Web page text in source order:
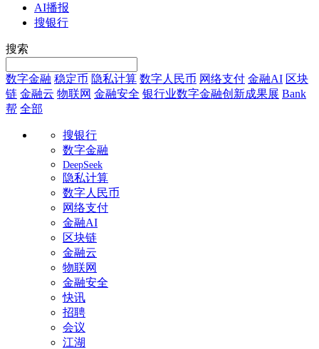
AI播报
搜银行
搜索
数字金融 稳定币 隐私计算 数字人民币 网络支付 金融AI 区块
链 金融云 物联网 金融安全 银行业数字金融创新成果展 Bank
帮 全部
搜银行
数字金融
DeepSeek
隐私计算
数字人民币
网络支付
金融AI
区块链
金融云
物联网
金融安全
快讯
招聘
会议
江湖